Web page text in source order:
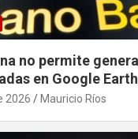
no permite
en Google
2026 Mauricio Ríos